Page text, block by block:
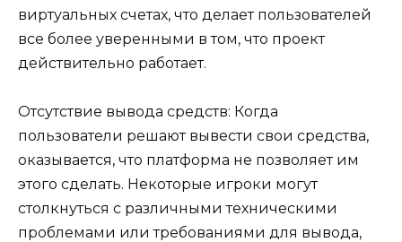
виртуальных счетах, что делает пользователей
все более уверенными в том, что проект
действительно работает.
Отсутствие вывода средств: Когда
пользователи решают вывести свои средства,
оказывается, что платформа не позволяет им
этого сделать. Некоторые игроки могут
столкнуться с различными техническими
проблемами или требованиями для вывода,